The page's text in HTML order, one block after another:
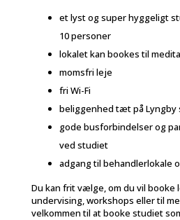
et lyst og super hyggeligt
10 personer
lokalet kan bookes til
momsfri leje
fri Wi-Fi
beliggenhed tæt på Lyngby
gode busforbindelser og
ved studiet
adgang til behandlerlokale
Du kan frit vælge, om du vil booke
undervising, workshops eller til
velkommen til at booke studiet